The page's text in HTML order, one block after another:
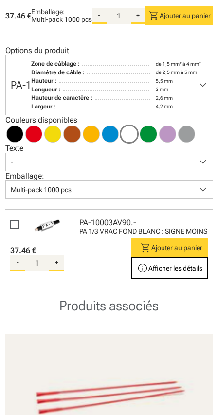
37.46 €Emballage:
Multi-pack 1000 pcs
- + shopping_cart Ajouter au panier
Options du produit
PA-1
Zone de câblage : de 1,5 mm² à 4 mm²
Diamètre de câble : de 2,5 mm à 5 mm
Hauteur : 5,5 mm
Longueur : 3 mm
Hauteur de caractère : 2,6 mm
Largeur : 4,2 mm
keyboard_arrow_down
Couleurs disponibles
Texte
- keyboard_arrow_down
Emballage:
Multi-pack 1000 pcs keyboard_arrow_down
PA-10003AV90.-
PA 1/3 VRAC FOND BLANC : SIGNE MOINS
37.46 €
- +
shopping_cart Ajouter au panier
infoAfficher les détails
Produits associés